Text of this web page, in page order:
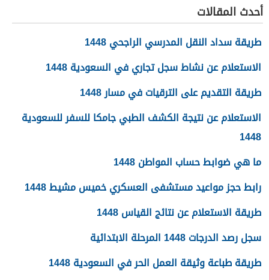
أحدث المقالات
طريقة سداد النقل المدرسي الراجحي 1448
الاستعلام عن نشاط سجل تجاري في السعودية 1448
طريقة التقديم على الترقيات في مسار 1448
الاستعلام عن نتيجة الكشف الطبي جامكا للسفر للسعودية
1448
ما هي ضوابط حساب المواطن 1448
رابط حجز مواعيد مستشفى العسكري خميس مشيط 1448
طريقة الاستعلام عن نتائج القياس 1448
سجل رصد الدرجات 1448 المرحلة الابتدائية
طريقة طباعة وثيقة العمل الحر في السعودية 1448